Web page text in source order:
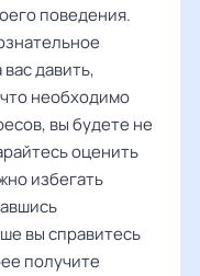
поведения.
давить,
необходимо
вы будете не
оценить
избегать
вы справитесь
получите